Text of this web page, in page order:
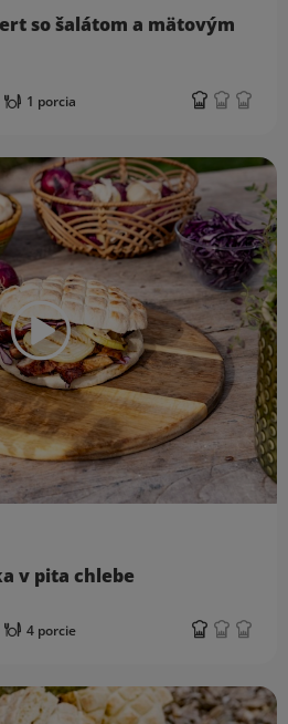
so šalátom a mätovým
1 porcia
v pita chlebe
4 porcie